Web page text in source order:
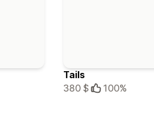
Tails
380 $
100%